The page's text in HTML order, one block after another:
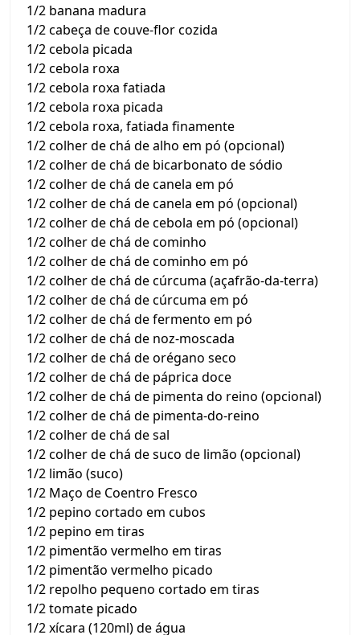
1/2 banana madura
1/2 cabeça de couve-flor cozida
1/2 cebola picada
1/2 cebola roxa
1/2 cebola roxa fatiada
1/2 cebola roxa picada
1/2 cebola roxa, fatiada finamente
1/2 colher de chá de alho em pó (opcional)
1/2 colher de chá de bicarbonato de sódio
1/2 colher de chá de canela em pó
1/2 colher de chá de canela em pó (opcional)
1/2 colher de chá de cebola em pó (opcional)
1/2 colher de chá de cominho
1/2 colher de chá de cominho em pó
1/2 colher de chá de cúrcuma (açafrão-da-terra)
1/2 colher de chá de cúrcuma em pó
1/2 colher de chá de fermento em pó
1/2 colher de chá de noz-moscada
1/2 colher de chá de orégano seco
1/2 colher de chá de páprica doce
1/2 colher de chá de pimenta do reino (opcional)
1/2 colher de chá de pimenta-do-reino
1/2 colher de chá de sal
1/2 colher de chá de suco de limão (opcional)
1/2 limão (suco)
1/2 Maço de Coentro Fresco
1/2 pepino cortado em cubos
1/2 pepino em tiras
1/2 pimentão vermelho em tiras
1/2 pimentão vermelho picado
1/2 repolho pequeno cortado em tiras
1/2 tomate picado
1/2 xícara (120ml) de água